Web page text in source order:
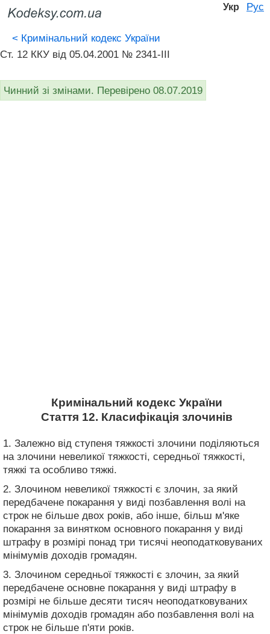
Укр Рус
< Кримінальний кодекс України
Ст. 12 ККУ від 05.04.2001 № 2341-III
Чинний зі змінами. Перевірено 08.07.2019
Кримінальний кодекс України
Стаття 12. Класифікація злочинів
1. Залежно від ступеня тяжкості злочини поділяються
на злочини невеликої тяжкості, середньої тяжкості,
тяжкі та особливо тяжкі.
2. Злочином невеликої тяжкості є злочин, за який
передбачене покарання у виді позбавлення волі на
строк не більше двох років, або інше, більш м'яке
покарання за винятком основного покарання у виді
штрафу в розмірі понад три тисячі неоподатковуваних
мінімумів доходів громадян.
3. Злочином середньої тяжкості є злочин, за який
передбачене основне покарання у виді штрафу в
розмірі не більше десяти тисяч неоподатковуваних
мінімумів доходів громадян або позбавлення волі на
строк не більше п'яти років.